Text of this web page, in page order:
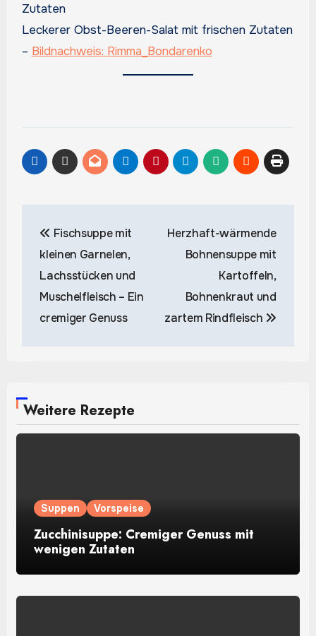
Leckerer Obst-Beeren-Salat mit frischen Zutaten
– Bildnachweis: Rimma_Bondarenko
Fischsuppe mit
kleinen Garnelen,
Lachsstücken und
Muschelfleisch – Ein
cremiger Genuss
Herzhaft-wärmende
Bohnensuppe mit
Kartoffeln,
Bohnenkraut und
zartem Rindfleisch
Weitere Rezepte
Suppen Vorspeise
Zucchinisuppe: Cremiger Genuss mit
wenigen Zutaten